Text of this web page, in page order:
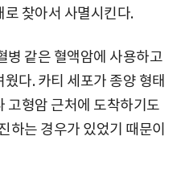
찾아서 사멸시킨다.
병 같은 혈액암에 사용하고
다. 카티 세포가 종양 형태
고형암 근처에 도착하기도
하는 경우가 있었기 때문이